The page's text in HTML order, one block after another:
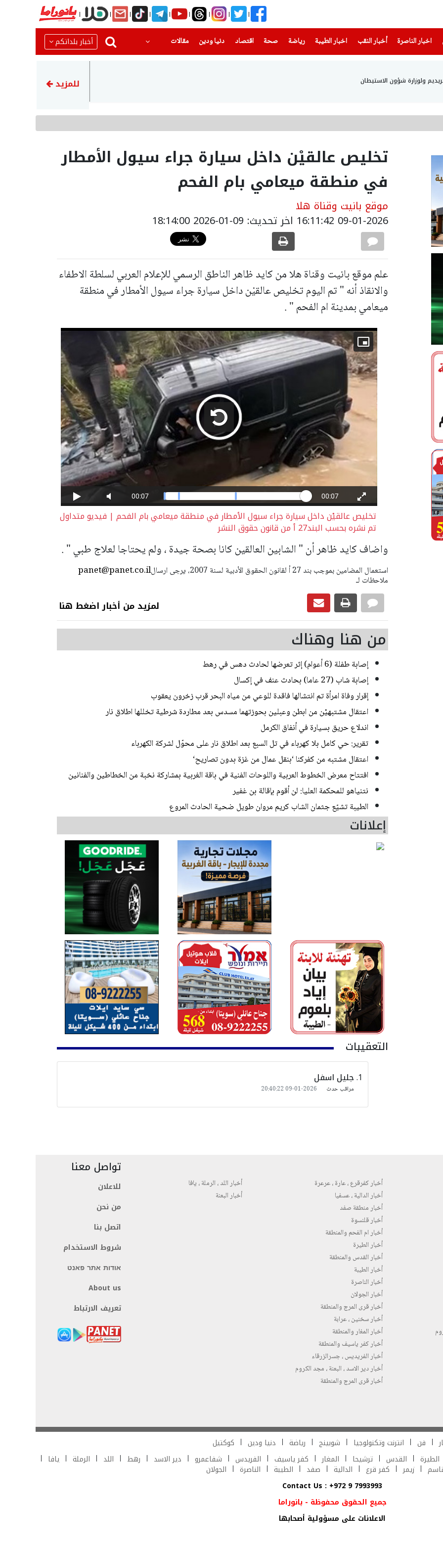
اخبار الناصرة
(current) أخبار النقب اخبار الطيبة(current) رياضة
(current) صحة(current) اقتصاد دنيا ودين
(current) مقالات أخبار بلداتكم
ولوزارة شؤون الاستيطان إيران تهدد بمهاجمة دول
للمزيد
تخليص عالقيْن داخل سيارة جراء سيول الأمطار
في منطقة ميعامي بام الفحم
موقع بانيت وقناة هلا
09-01-2026 16:11:42 اخر تحديث: 09-01-2026 18:14:00
علم موقع بانيت وقناة هلا من كايد ظاهر الناطق الرسمي للإعلام العربي لسلطة الاطفاء
والانقاذ أنه " تم اليوم تخليص عالقيْن داخل سيارة جراء سيول الأمطار في منطقة
ميعامي بمدينة ام الفحم " .
تخليص عالقيْن داخل سيارة جراء سيول الأمطار في منطقة ميعامي بام الفحم | فيديو متداول
تم نشره بحسب البند27 أ من قانون حقوق النشر
واضاف كايد ظاهر أن " الشابين العالقين كانا بصحة جيدة ، ولم يحتاجا لعلاج طبي " .
panet@panet.co.ilاستعمال المضامين بموجب بند 27 أ لقانون الحقوق الأدبية لسنة 2007، يرجى ارسال
ملاحظات لـ
لمزيد من أخبار اضغط هنا
من هنا وهناك
إصابة طفلة (6 أعوام) إثر تعرضها لحادث دهس في رهط
إصابة شاب (27 عاما) بحادث عنف في إكسال
إقرار وفاة امرأة تم انتشالها فاقدة للوعي من مياه البحر قرب زخرون يعقوب
اعتقال مشتبهيْن من ابطن وعبلين بحوزتهما مسدس بعد مطاردة شرطية تخللها اطلاق نار
اندلاع حريق بسيارة في أنفاق الكرمل
تقرير: حي كامل بلا كهرباء في تل السبع بعد اطلاق نار على محوّل لشركة الكهرباء
اعتقال مشتبه من كفركنا ‘بنقل عمال من غزة بدون تصاريح‘
افتتاح معرض الخطوط العربية واللوحات الفنية في باقة الغربية بمشاركة نخبة من الخطاطين والفنانين
نتنياهو للمحكمة العليا: لن أقوم بإقالة بن غفير
الطيبة تشيّع جثمان الشاب كريم مروان طويل ضحية الحادث المروع
إعلانات
التعقيبات
جليل اسفل
مراقب حدث 2026-01-09 20:40:22
أخبار كفرقرع ، عارة ، عرعرة
أخبار الدالية ، عسفيا
أخبار منطقة صفد
أخبار قلنسوة
أخبار ام الفحم والمنطقة
أخبار الطيرة
أخبار القدس والمنطقة
أخبار الطيبة
أخبار الناصرة
أخبار الجولان
أخبار قرى المرج والمنطقة
أخبار سخنين ، عرابة
أخبار المغار والمنطقة
أخبار كفر ياسيف والمنطقة
أخبار الفريديس ، جسرالزرقاء
أخبار دير الاسد ، البعنة ، مجد الكروم
أخبار قرى المرج والمنطقة
أخبار اللد ، الرملة ، يافا
أخبار البعنة
تواصل معنا
للاعلان
من نحن
اتصل بنا
شروط الاستخدام
אודות אתר פאנט
About us
تعريف الارتباط
فن انترنت وتكنولوجيا شوبينج رياضة دنيا ودين
كوكتيل
الطيرة القدس ترشيحا المغار كفر ياسيف الفريدس شفاعمرو دير الاسد رهط اللد الرملة يافا
زيمر كفر قرع الدالية صفد الطيبة الناصرة
الجولان
Contact Us : +972 9 7993993
جميع الحقوق محفوظة - بانوراما
الاعلانات على مسؤولية أصحابها